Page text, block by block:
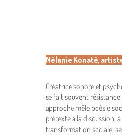
Mélanie Konaté,
Créatrice sonore et
se fait souvent
approche mêle poésie
prétexte à la discussion,
transformation sociale: